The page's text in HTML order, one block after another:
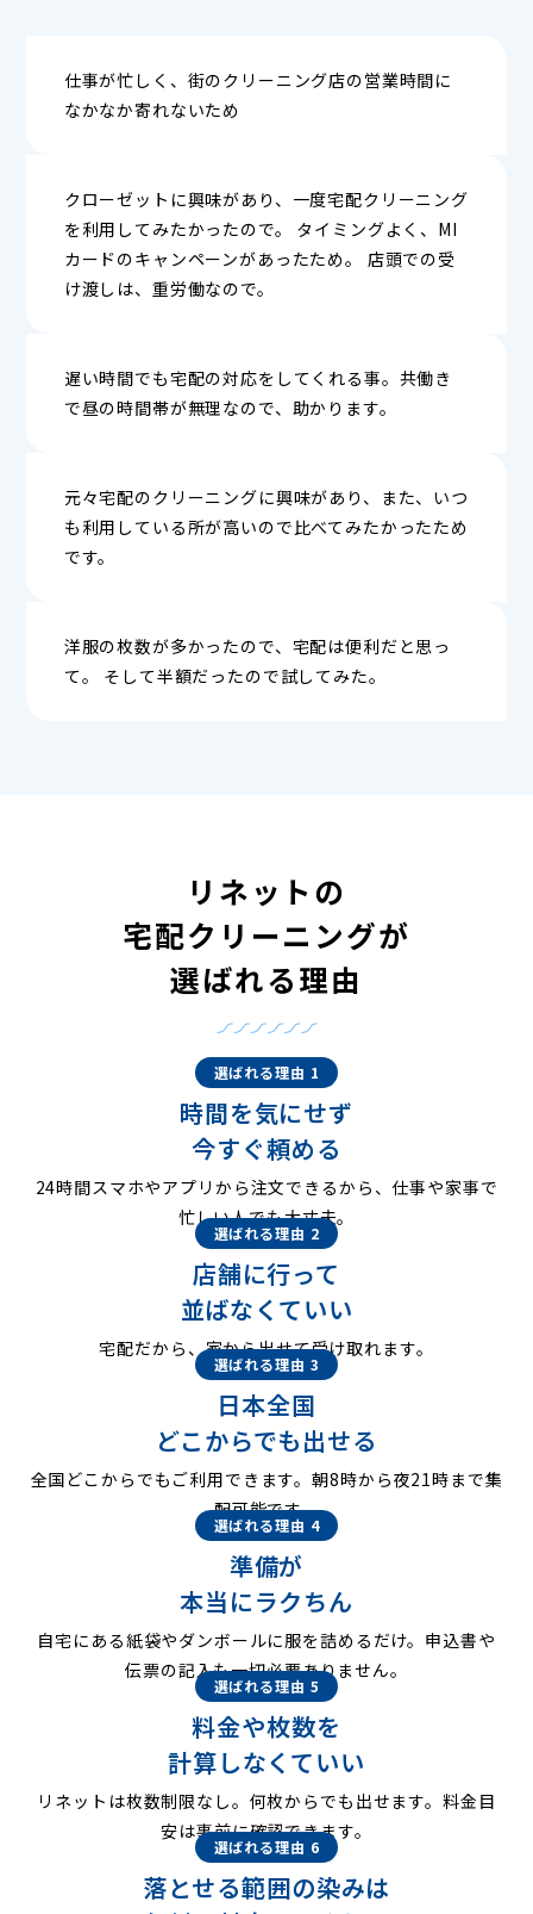
仕事が忙しく、街のクリーニング店の営業時間に
なかなか寄れないため
クローゼットに興味があり、一度宅配クリーニング
を利用してみたかったので。 タイミングよく、MI
カードのキャンペーンがあったため。 店頭での受
け渡しは、重労働なので。
遅い時間でも宅配の対応をしてくれる事。共働き
で昼の時間帯が無理なので、助かります。
元々宅配のクリーニングに興味があり、また、いつ
も利用している所が高いので比べてみたかったため
です。
洋服の枚数が多かったので、宅配は便利だと思っ
て。 そして半額だったので試してみた。
リネットの
宅配クリーニングが
選ばれる理由
選ばれる理由 1
時間を気にせず
今すぐ頼める
24時間スマホやアプリから注文できるから、仕事や家事で
忙しい人でも大丈夫。
選ばれる理由 2
店舗に行って
並ばなくていい
宅配だから、家から出せて受け取れます。
選ばれる理由 3
日本全国
どこからでも出せる
全国どこからでもご利用できます。朝8時から夜21時まで集
配可能です。
選ばれる理由 4
準備が
本当にラクちん
自宅にある紙袋やダンボールに服を詰めるだけ。申込書や
伝票の記入も一切必要ありません。
選ばれる理由 5
料金や枚数を
計算しなくていい
リネットは枚数制限なし。何枚からでも出せます。料金目
安は事前に確認できます。
選ばれる理由 6
落とせる範囲の染みは